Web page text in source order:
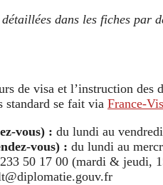
dans les fiches par
de visa et l’instruction des
standard se fait via France-
vous) : du lundi au
vous) : du lundi au
50 17 00 (mardi & jeudi,